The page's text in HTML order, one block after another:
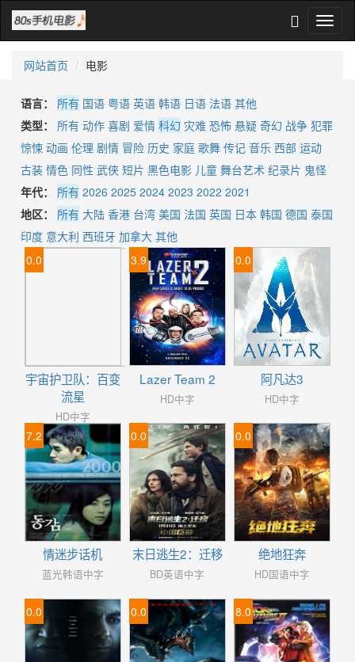
网站首页 电影
语言： 所有 国语 粤语 英语 韩语 日语 法语 其他
类型：
所有 动作 喜剧 爱情 科幻 灾难 恐怖 悬疑 奇幻 战争 犯罪
惊悚 动画 伦理 剧情 冒险 历史 家庭 歌舞 传记 音乐 西部 运动
古装 情色 同性 武侠 短片 黑色电影 儿童 舞台艺术 纪录片 鬼怪
年代：
所有 2026 2025 2024 2023 2022 2021
地区：
所有 大陆 香港 台湾 美国 法国 英国 日本 韩国 德国 泰国
印度 意大利 西班牙 加拿大 其他
0.0
宇宙护卫队：百变
流星
HD中字
3.9
Lazer Team 2
HD中字
0.0
阿凡达3
HD中字
7.2
情迷步话机
蓝光韩语中字
0.0
末日逃生2：迁移
BD英语中字
0.0
绝地狂奔
HD国语中字
0.0 0.0 8.0